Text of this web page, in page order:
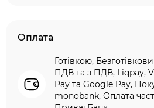
Оплата
Готівкою,
ПДВ та з ПДВ, Liqpay,
Pay та Google Pay,
monobank, Оплата